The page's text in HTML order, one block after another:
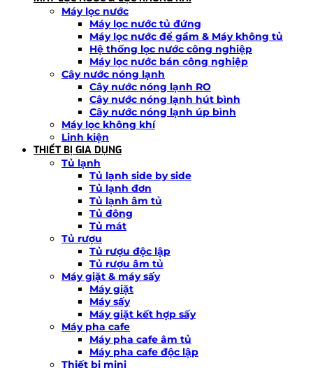
Máy lọc nước
Máy lọc nước tủ đứng
Máy lọc nước để gầm & Máy không tủ
Hệ thống lọc nước công nghiệp
Máy lọc nước bán công nghiệp
Cây nước nóng lạnh
Cây nước nóng lạnh RO
Cây nước nóng lạnh hút bình
Cây nước nóng lạnh úp bình
Máy lọc không khí
Linh kiện
THIẾT BỊ GIA DỤNG
Tủ lạnh
Tủ lạnh side by side
Tủ lạnh đơn
Tủ lạnh âm tủ
Tủ đông
Tủ mát
Tủ rượu
Tủ rượu độc lập
Tủ rượu âm tủ
Máy giặt & máy sấy
Máy giặt
Máy sấy
Máy giặt kết hợp sấy
Máy pha cafe
Máy pha cafe âm tủ
Máy pha cafe độc lập
Thiết bị mini